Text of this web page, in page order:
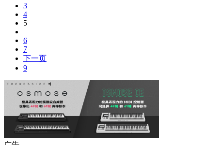
3
4
5
6
7
下一页
9